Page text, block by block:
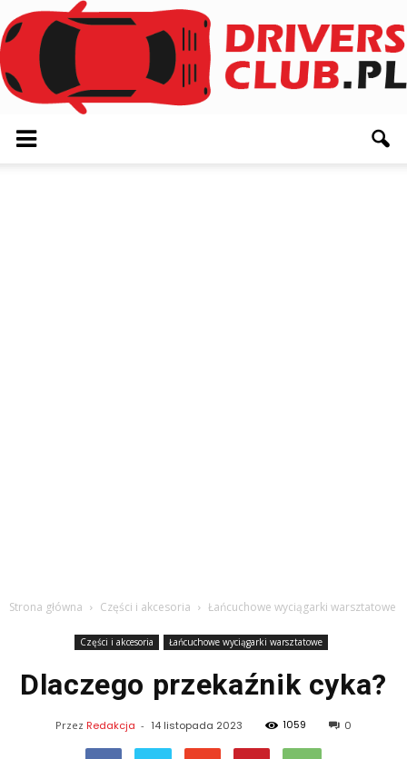
Strona główna Części i akcesoria Łańcuchowe wyciągarki warsztatowe
Części i akcesoria Łańcuchowe wyciągarki warsztatowe
Dlaczego przekaźnik cyka?
Przez Redakcja - 14 listopada 2023 1059 0